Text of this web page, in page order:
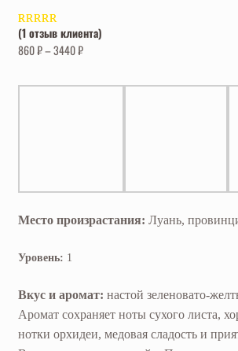
Рейтинг
4.00 из 5
на основе
1
(1отзыв клиента)
860₽–3440₽
Место произрастания: Луань,
Уровень: 1
Вкус и аромат: настой зеленовато-
Аромат сохраняет ноты сухого листа,
нотки орхидеи, медовая сладость и